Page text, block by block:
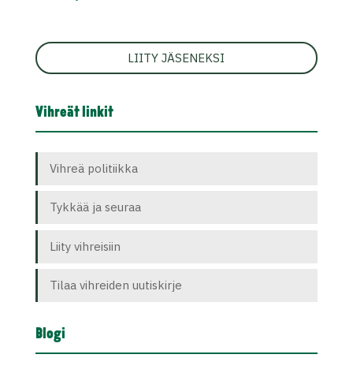
LIITY JÄSENEKSI
Vihreät linkit
Vihreä politiikka
Tykkää ja seuraa
Liity vihreisiin
Tilaa vihreiden uutiskirje
Blogi